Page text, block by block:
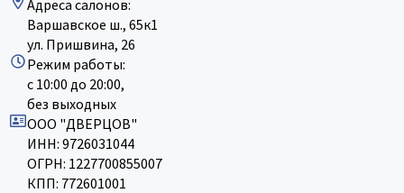
Адреса салонов:
Варшавское ш., 65к1
ул. Пришвина, 26
Режим работы:
с 10:00 до 20:00,
без выходных
ООО "ДВЕРЦОВ"
ИНН: 9726031044
ОГРН: 1227700855007
КПП: 772601001